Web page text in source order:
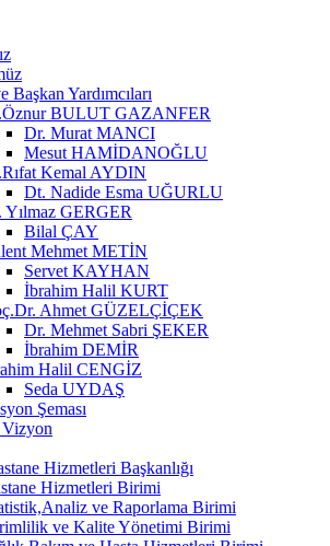
Başkan Yardımcıları
BULUT GAZANFER
Dr. Murat MANCI
Mesut HAMİDANOĞLU
Kemal AYDIN
Dt. Nadide Esma UĞURLU
Yılmaz GERGER
Bilal ÇAY
Mehmet METİN
Servet KAYHAN
İbrahim Halil KURT
Ahmet GÜZELÇİÇEK
Dr. Mehmet Sabri ŞEKER
İbrahim DEMİR
Halil CENGİZ
Seda UYDAŞ
Şeması
Hizmetleri Başkanlığı
Hizmetleri Birimi
ve Raporlama Birimi
ve Kalite Yönetimi Birimi